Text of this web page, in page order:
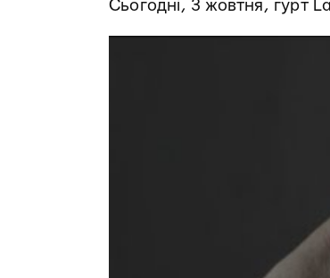
Сьогодні, 3 жовтня, гурт